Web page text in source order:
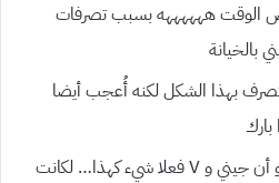
الوقت ههههههه بسبب تصرفات
بالخيانة
يتصرف بهذا الشكل لكنه أُعجب أيضا
بارك
أن جيني وVفعلا شيء كهذا… لكانت